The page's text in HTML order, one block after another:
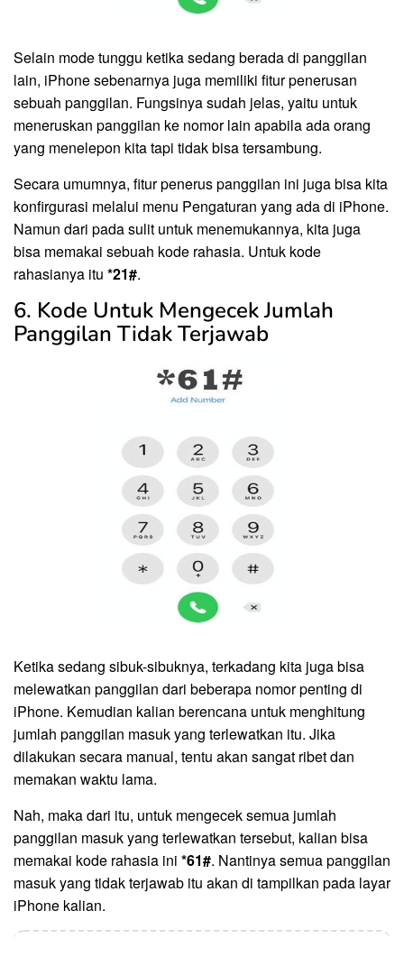
Selain mode tunggu ketika sedang berada di panggilan
lain, iPhone sebenarnya juga memiliki fitur penerusan
sebuah panggilan. Fungsinya sudah jelas, yaitu untuk
meneruskan panggilan ke nomor lain apabila ada orang
yang menelepon kita tapi tidak bisa tersambung.
Secara umumnya, fitur penerus panggilan ini juga bisa kita
konfirgurasi melalui menu Pengaturan yang ada di iPhone.
Namun dari pada sulit untuk menemukannya, kita juga
bisa memakai sebuah kode rahasia. Untuk kode
rahasianya itu *21#.
6. Kode Untuk Mengecek Jumlah
Panggilan Tidak Terjawab
Ketika sedang sibuk-sibuknya, terkadang kita juga bisa
melewatkan panggilan dari beberapa nomor penting di
iPhone. Kemudian kalian berencana untuk menghitung
jumlah panggilan masuk yang terlewatkan itu. Jika
dilakukan secara manual, tentu akan sangat ribet dan
memakan waktu lama.
Nah, maka dari itu, untuk mengecek semua jumlah
panggilan masuk yang terlewatkan tersebut, kalian bisa
memakai kode rahasia ini *61#. Nantinya semua panggilan
masuk yang tidak terjawab itu akan di tampilkan pada layar
iPhone kalian.